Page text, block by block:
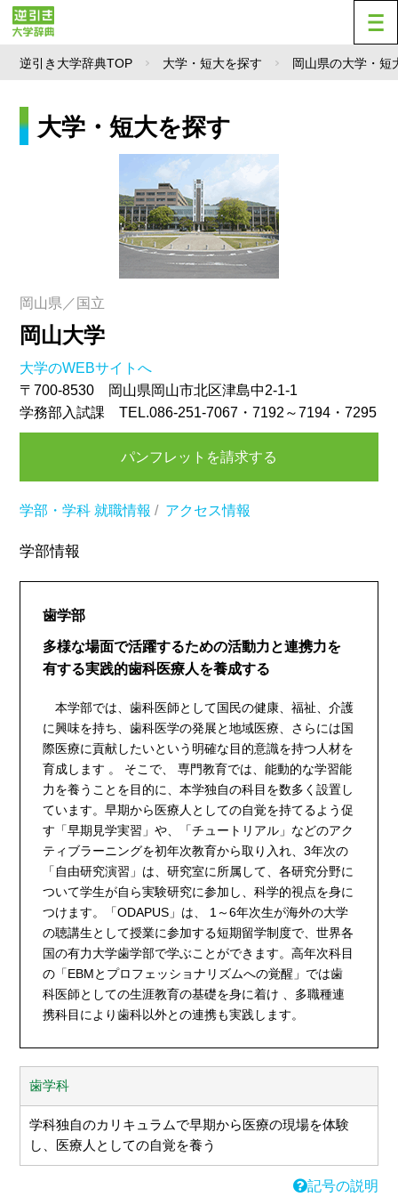
逆引き大学辞典TOP 大学・短大を探す 岡山県の大学・短
大学・短大を探す
岡山県／国立
岡山大学
大学のWEBサイトへ
〒700-8530 岡山県岡山市北区津島中2-1-1
学務部入試課 TEL.086-251-7067・7192～7194・7295
パンフレットを請求する
学部・学科 就職情報 / アクセス情報
学部情報
歯学部
多様な場面で活躍するための活動力と連携力を
有する実践的歯科医療人を養成する
本学部では、歯科医師として国民の健康、福祉、介護
に興味を持ち、歯科医学の発展と地域医療、さらには国
際医療に貢献したいという明確な目的意識を持つ人材を
育成します 。 そこで、 専門教育では、能動的な学習能
力を養うことを目的に、本学独自の科目を数多く設置し
ています。早期から医療人としての自覚を持てるよう促
す「早期見学実習」や、「チュートリアル」などのアク
ティブラーニングを初年次教育から取り入れ、3年次の
「自由研究演習」は、研究室に所属して、各研究分野に
ついて学生が自ら実験研究に参加し、科学的視点を身に
つけます。「ODAPUS」は、 1～6年次生が海外の大学
の聴講生として授業に参加する短期留学制度で、世界各
国の有力大学歯学部で学ぶことができます。高年次科目
の「EBMとプロフェッショナリズムへの覚醒」では歯
科医師としての生涯教育の基礎を身に着け 、多職種連
携科目により歯科以外との連携も実践します。
歯学科
学科独自のカリキュラムで早期から医療の現場を体験
し、医療人としての自覚を養う
記号の説明